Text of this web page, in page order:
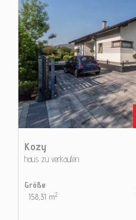
Kozy
haus zu verkaufen
Größe
158,31 m2